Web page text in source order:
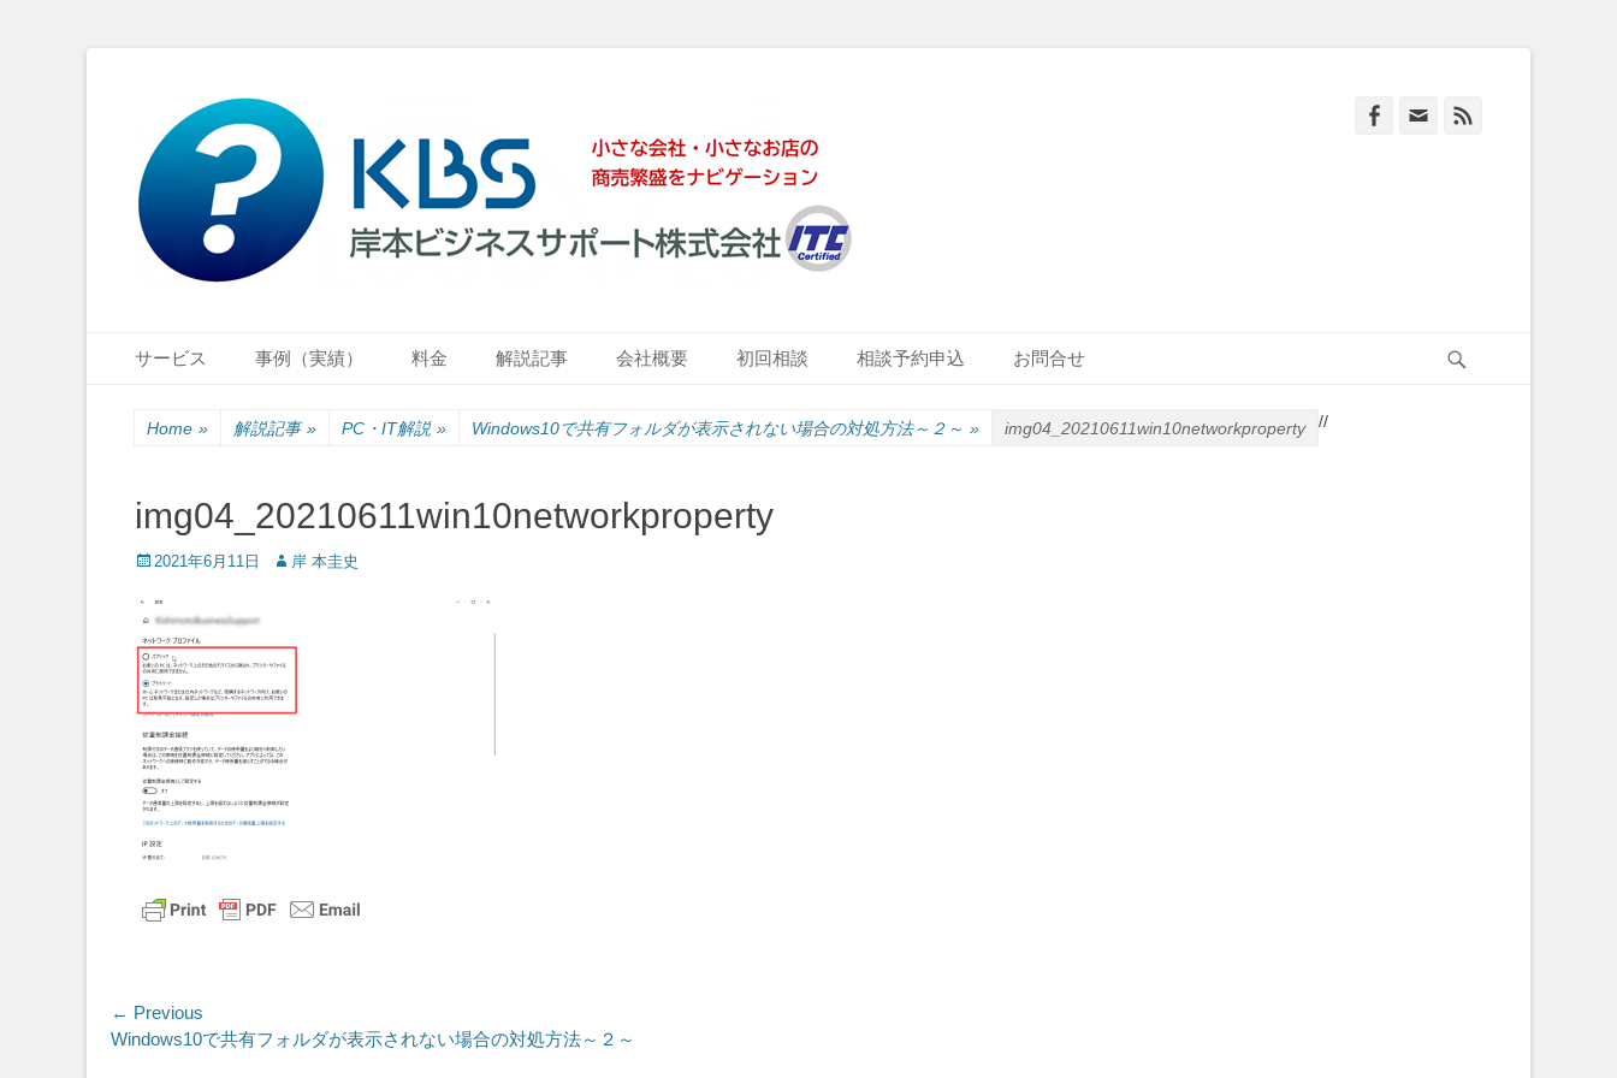
岸本ビジネスサポート株式会社
小さな会社・小さなお店のIT経営をナビゲーション Facebook
Email
Primary Menu
サービス 事例（実績） 料金 解説記事 会社概要 初回相談 相談予約申込 お問合せ
Home » 解説記事 » /
PC・IT解説 » /
Windows10で共有フォルダが表示されない場合の対処方法～２～ » img04_20210611win10networkproperty
img04_20210611win10networkproperty
Posted
2021年6月11日 Author
岸 本圭史
投
稿
← Previous
Previous
Windows10で共有フォルダが表示されない場合の対処方法～２～